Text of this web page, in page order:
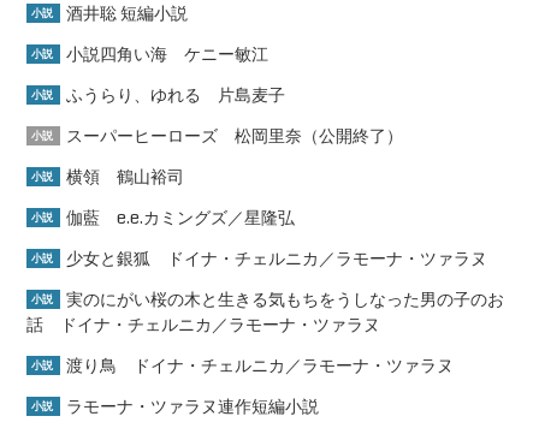
小説 酒井聡 短編小説
小説 小説四角い海 ケニー敏江
小説 ふうらり、ゆれる 片島麦子
小説 スーパーヒーローズ 松岡里奈（公開終了）
小説 横領 鶴山裕司
小説 伽藍 e.e.カミングズ／星隆弘
小説 少女と銀狐 ドイナ・チェルニカ／ラモーナ・ツァラヌ
小説
実のにがい桜の木と生きる気もちをうしなった男の子のお
話 ドイナ・チェルニカ／ラモーナ・ツァラヌ
小説 渡り鳥 ドイナ・チェルニカ／ラモーナ・ツァラヌ
小説 ラモーナ・ツァラヌ連作短編小説